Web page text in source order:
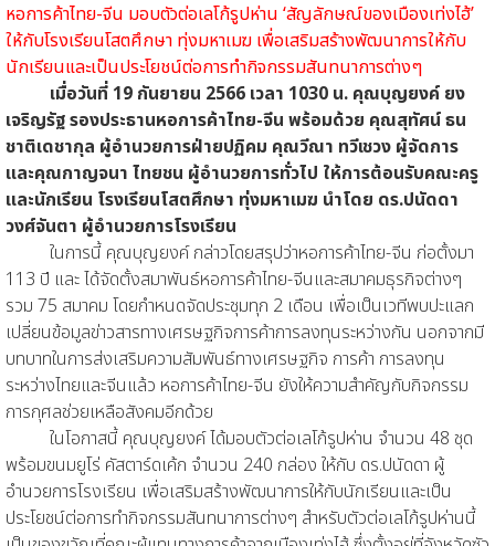
หอการค้าไทย-จีน มอบตัวต่อเลโก้รูปห่าน ‘สัญลักษณ์ของเมืองเท่งไฮ้’
ให้กับโรงเรียนโสตศึกษา ทุ่งมหาเมฆ เพื่อเสริมสร้างพัฒนาการให้กับ
นักเรียนและเป็นประโยชน์ต่อการทำกิจกรรมสันทนาการต่างๆ
เมื่อวันที่ 19 กันยายน 2566 เวลา 1030 น. คุณบุญยงค์ ยง
เจริญรัฐ รองประธานหอการค้าไทย-จีน พร้อมด้วย คุณสุทัศน์ ธน
ชาติเดชากุล ผู้อำนวยการฝ่ายปฏิคม คุณวีณา ทวีเชวง ผู้จัดการ
และคุณกาญจนา ไทยชน ผู้อำนวยการทั่วไป ให้การต้อนรับคณะครู
และนักเรียน โรงเรียนโสตศึกษา ทุ่งมหาเมฆ นำโดย ดร.ปนัดดา
วงศ์จันตา ผู้อำนวยการโรงเรียน
ในการนี้ คุณบุญยงค์ กล่าวโดยสรุปว่าหอการค้าไทย-จีน ก่อตั้งมา
113 ปี และ ได้จัดตั้งสมาพันธ์หอการค้าไทย-จีนและสมาคมธุรกิจต่างๆ
รวม 75 สมาคม โดยกำหนดจัดประชุมทุก 2 เดือน เพื่อเป็นเวทีพบปะแลก
เปลี่ยนข้อมูลข่าวสารทางเศรษฐกิจการค้าการลงทุนระหว่างกัน นอกจากมี
บทบาทในการส่งเสริมความสัมพันธ์ทางเศรษฐกิจ การค้า การลงทุน
ระหว่างไทยและจีนแล้ว หอการค้าไทย-จีน ยังให้ความสำคัญกับกิจกรรม
การกุศลช่วยเหลือสังคมอีกด้วย
ในโอกาสนี้ คุณบุญยงค์ ได้มอบตัวต่อเลโก้รูปห่าน จำนวน 48 ชุด
พร้อมขนมยูโร่ คัสตาร์ดเค้ก จำนวน 240 กล่อง ให้กับ ดร.ปนัดดา ผู้
อำนวยการโรงเรียน เพื่อเสริมสร้างพัฒนาการให้กับนักเรียนและเป็น
ประโยชน์ต่อการทำกิจกรรมสันทนาการต่างๆ สำหรับตัวต่อเลโก้รูปห่านนี้